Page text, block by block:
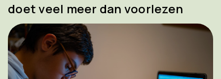
doet veel meer dan voorlezen